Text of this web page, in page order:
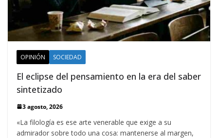
OPINIÓN SOCIEDAD
El eclipse del pensamiento en la era del saber
sintetizado
3 agosto, 2026
«La filología es ese arte venerable que exige a su
admirador sobre todo una cosa: mantenerse al margen,